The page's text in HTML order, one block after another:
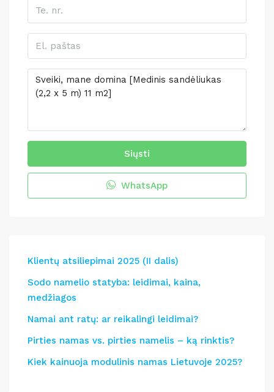
Siųsti
WhatsApp
Klientų atsiliepimai 2025 (II dalis)
Sodo namelio statyba: leidimai, kaina,
medžiagos
Namai ant ratų: ar reikalingi leidimai?
Pirties namas vs. pirties namelis – ką rinktis?
Kiek kainuoja modulinis namas Lietuvoje 2025?